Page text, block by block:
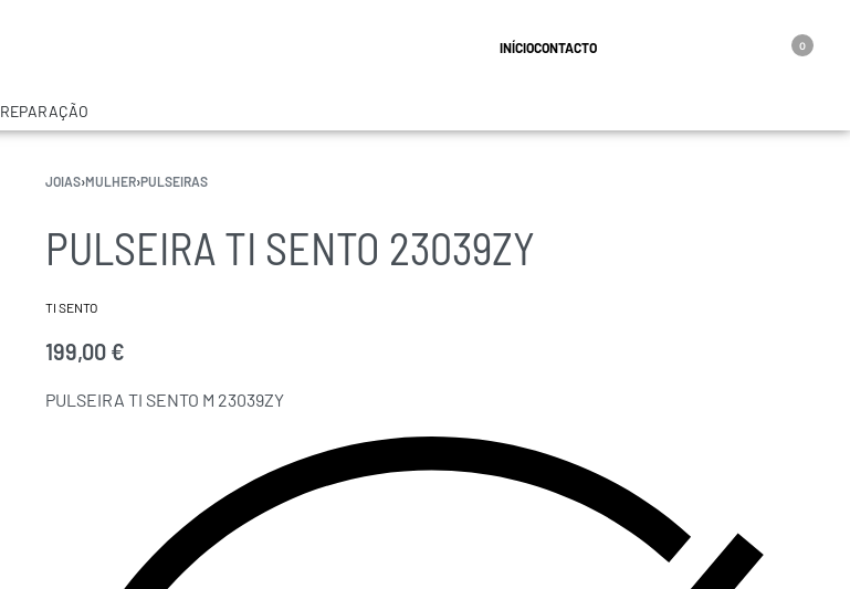
INÍCIOCONTACTO 0
REPARAÇÃO
JOIAS›MULHER›PULSEIRAS
PULSEIRA TI SENTO 23039ZY
TI SENTO
199,00 €
PULSEIRA TI SENTO M 23039ZY